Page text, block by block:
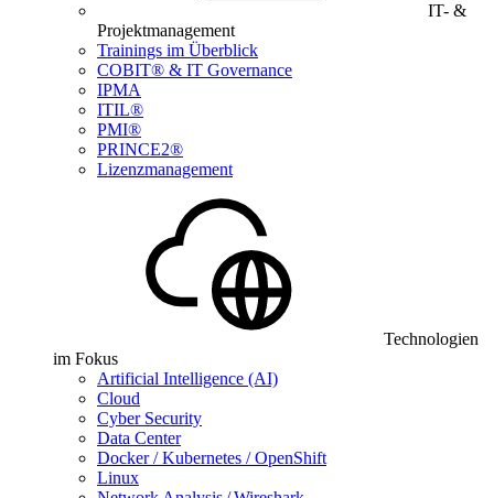
IT- &
Projektmanagement
Trainings im Überblick
COBIT® & IT Governance
IPMA
ITIL®
PMI®
PRINCE2®
Lizenzmanagement
Technologien
im Fokus
Artificial Intelligence (AI)
Cloud
Cyber Security
Data Center
Docker / Kubernetes / OpenShift
Linux